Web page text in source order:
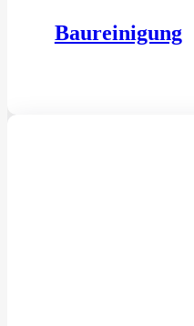
Baureinigung